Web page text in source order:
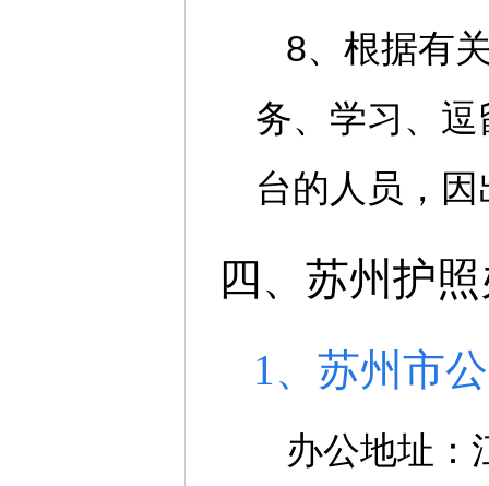
8、根据有
务、学习、
台的人员，
四、苏州护
1、苏州市
办公地址：